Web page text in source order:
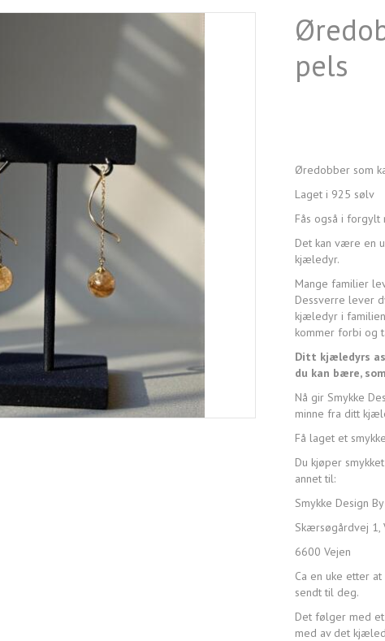
pels
Øredobber som
Laget i 925 sølv
Fås også i forgylt
Det kan være en
kjæledyr.
Mange familier
Dessverre lever
kjæledyr i
kommer forbi og
Ditt kjæledyrs
du kan bære,
Nå gir Smykke
minne fra ditt
Få laget et
Du kjøper
annet til:
Smykke Design
Skærsøgårdvej 1,
6600 Vejen
Ca en uke etter
sendt til deg.
Det følger med
med av det